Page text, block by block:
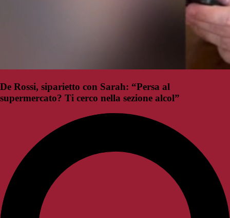
De Rossi, siparietto con Sarah: “Persa al
supermercato? Ti cerco nella sezione alcol”